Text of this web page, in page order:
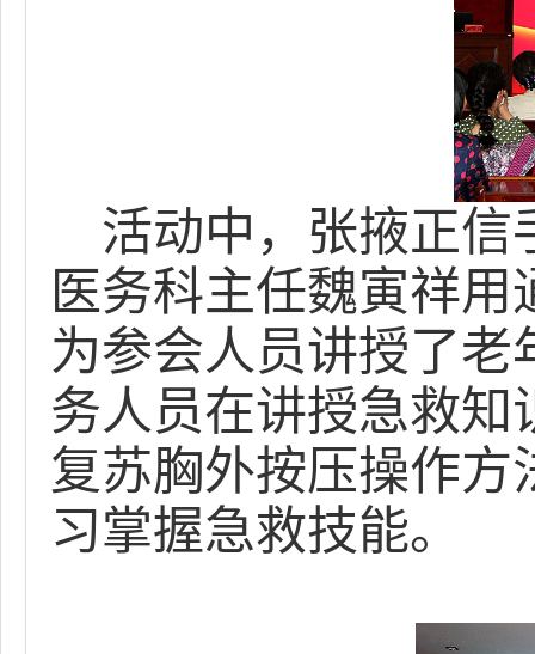
活动中，张掖正信
医务科主任魏寅祥
为参会人员讲授了
务人员在讲授急救
复苏胸外按压操作方
习掌握急救技能。